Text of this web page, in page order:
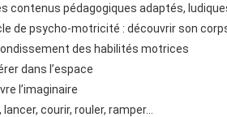
contenus pédagogiques adaptés,
de psycho-motricité : découvrir son
des habilités motrices
dans l’espace
l’imaginaire
lancer, courir, rouler, ramper…